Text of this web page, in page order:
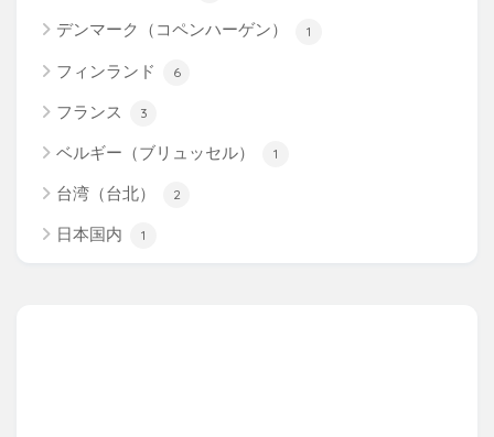
デンマーク（コペンハーゲン） 1
フィンランド 6
フランス 3
ベルギー（ブリュッセル） 1
台湾（台北） 2
日本国内 1